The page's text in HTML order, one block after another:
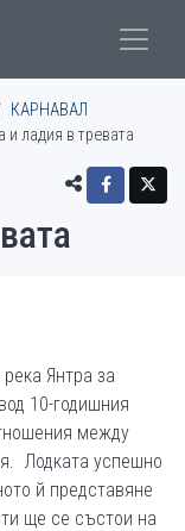
КАРНАВАЛ
и ладия в тревата
Янтра за
10-годишния
между
Лодката успешно
й представяне
ще се състои на